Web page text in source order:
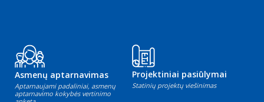
Asmenų aptarnavimas
Aptarnaujami padaliniai, asmenų
aptarnavimo kokybės vertinimo
Projektiniai pasiūlymai
Statinių projektų viešinimas